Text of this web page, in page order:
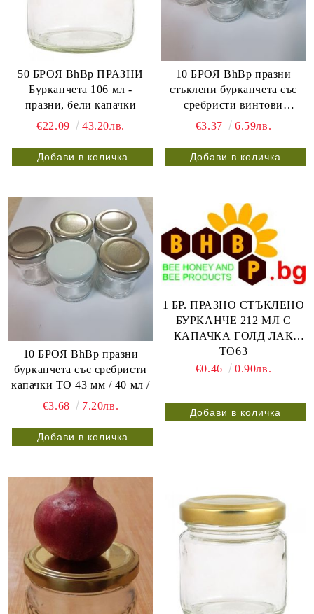
50 БРОЯ BhBp ПРАЗНИ
Бурканчета 106 мл -
празни, бели капачки
€22.09
43.20лв.
10 БРОЯ BhBp празни
стъклени бурканчета със
сребристи винтови
метални капачки ТО 43 мм
€3.37 6.59лв.
10 БРОЯ BhBp празни
бурканчета със сребристи
капачки ТО 43 мм / 40 мл /
€3.68
7.20лв.
1 БР. ПРАЗНО СТЪКЛЕНО
БУРКАНЧЕ 212 МЛ С
КАПАЧКА ГОЛД ЛАК
ТО63
€0.46
0.90лв.